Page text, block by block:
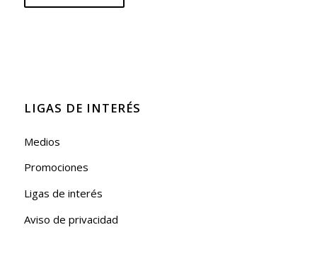
LIGAS DE INTERÉS
Medios
Promociones
Ligas de interés
Aviso de privacidad